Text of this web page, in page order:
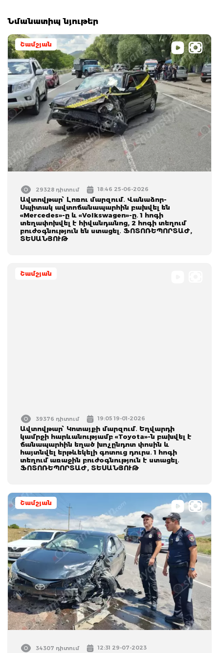
Նմանատիպ նյութեր
Շամշյան
29328 դիտում 18:46 25-06-2026
Ավտովթար՝ Լոռու մարզում․ Վանաձոր-
Սպիտակ ավտոճանապարհին բախվել են
«Mercedes»-ը և «Volkswagen»-ը․ 1 հոգի
տեղափոխվել է հիվանդանոց, 2 հոգի տեղում
բուժօգնություն են ստացել․ ՖՈՏՈՌԵՊՈՐՏԱԺ,
ՏԵՍԱՆՅՈՒԹ
Շամշյան
39376 դիտում 19:05 19-01-2026
Ավտովթար՝ Կոտայքի մարզում․ Եղվարդի
կամրջի հարևանությամբ «Toyota»-ն բախվել է
ճանապարհին եղած խոչընդոտ փոսին և
հայտնվել երթևեկելի գոտուց դուրս․ 1 հոգի
տեղում առաջին բուժօգնություն է ստացել․
ՖՈՏՈՌԵՊՈՐՏԱԺ, ՏԵՍԱՆՅՈՒԹ
Շամշյան
34307 դիտում 12:31 29-07-2023